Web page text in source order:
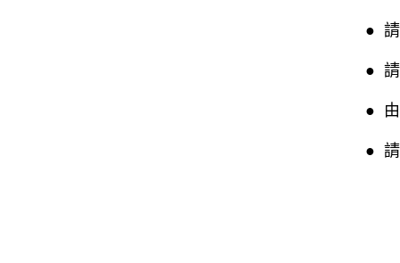
●
● 請
● 由
● 請